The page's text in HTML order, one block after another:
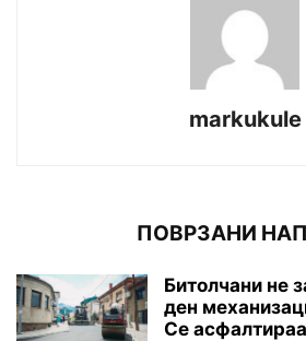
markukule
ПОВРЗАНИ
Битолчани не
ден
Се